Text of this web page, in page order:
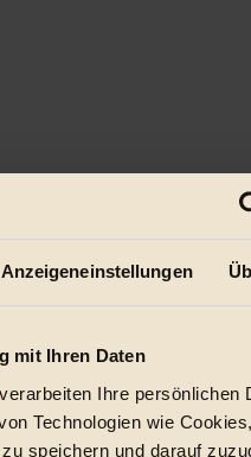
Anzeigeneinstellungen
mit Ihren Daten
verarbeiten Ihre persönlichen
Technologien wie
speichern und darauf